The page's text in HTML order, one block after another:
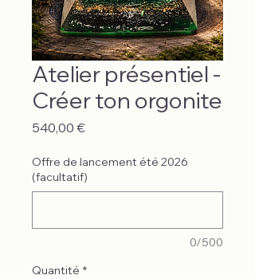
Atelier présentiel -
Créer ton orgonite
540,00 €Prix
Offre de lancement été 2026
(facultatif)
0/500
Quantité *